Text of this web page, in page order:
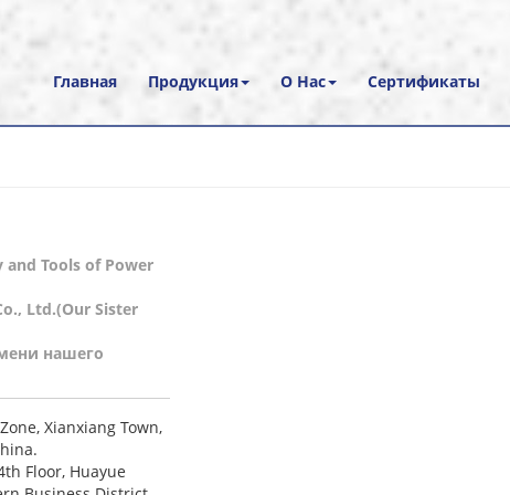
Главная Продукция О Нас Сертификаты
and Tools of Power
Ltd.(Our Sister
нашего
Xianxiang Town,
Floor, Huayue